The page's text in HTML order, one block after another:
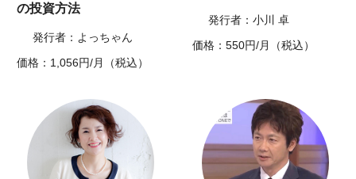
の投資方法
発行者：よっちゃん
価格：1,056円/月（税込）
発行者：小川 卓
価格：550円/月（税込）